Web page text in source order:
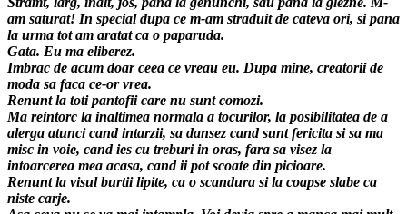
am saturat! In special dupa ce m-am straduit de cateva ori, si pana
la urma tot am aratat ca o paparuda.
Gata. Eu ma eliberez.
Imbrac de acum doar ceea ce vreau eu. Dupa mine, creatorii de
moda sa faca ce-or vrea.
Renunt la toti pantofii care nu sunt comozi.
Ma reintorc la inaltimea normala a tocurilor, la posibilitatea de a
alerga atunci cand intarzii, sa dansez cand sunt fericita si sa ma
misc in voie, cand ies cu treburi in oras, fara sa visez la
intoarcerea mea acasa, cand ii pot scoate din picioare.
Renunt la visul burtii lipite, ca o scandura si la coapse slabe ca
niste carje.